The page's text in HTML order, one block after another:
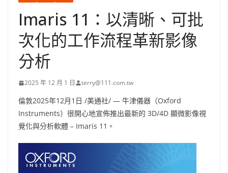
Imaris 11：以清晰、可批
次化的工作流程革新影像
分析
2025 年 12 月 1 日 terry@111.com.tw
倫敦2025年12月1日 /美通社/ — 牛津儀器（Oxford
Instruments）很開心地宣佈推出最新的 3D/4D 顯微影像視
覺化與分析軟體 – Imaris 11。